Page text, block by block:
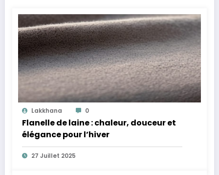
Lakkhana 0
Flanelle de laine : chaleur, douceur et
élégance pour l’hiver
27 Juillet 2025